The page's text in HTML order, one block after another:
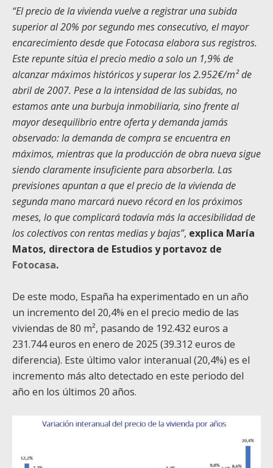
“El precio de la vivienda vuelve a registrar una subida
superior al 20% por segundo mes consecutivo, el mayor
encarecimiento desde que Fotocasa elabora sus registros.
Este repunte sitúa el precio medio a solo un 1,9% de
alcanzar máximos históricos y superar los 2.952€/m² de
abril de 2007. Pese a la intensidad de las subidas, no
estamos ante una burbuja inmobiliaria, sino frente al
mayor desequilibrio entre oferta y demanda jamás
observado: la demanda de compra se encuentra en
máximos, mientras que la producción de obra nueva sigue
siendo claramente insuficiente para absorberla. Las
previsiones apuntan a que el precio de la vivienda de
segunda mano marcará nuevo récord en los próximos
meses, lo que complicará todavía más la accesibilidad de
los colectivos con rentas medias y bajas”, explica María
Matos, directora de Estudios y portavoz de
Fotocasa.
De este modo, España ha experimentado en un año
un incremento del 20,4% en el precio medio de las
viviendas de 80 m², pasando de 192.432 euros a
231.744 euros en enero de 2025 (39.312 euros de
diferencia). Este último valor interanual (20,4%) es el
incremento más alto detectado en este periodo del
año en los últimos 20 años.